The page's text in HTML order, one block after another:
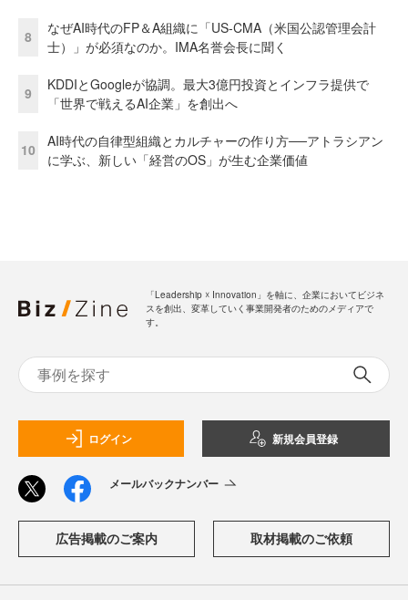
8
なぜAI時代のFP＆A組織に「US-CMA（米国公認管理会計
士）」が必須なのか。IMA名誉会長に聞く
9
KDDIとGoogleが協調。最大3億円投資とインフラ提供で
「世界で戦えるAI企業」を創出へ
10
AI時代の自律型組織とカルチャーの作り方──アトラシアン
に学ぶ、新しい「経営のOS」が生む企業価値
「Leadership ☓ Innovation」を軸に、企業においてビジネ
スを創出、変革していく事業開発者のためのメディアで
す。
ログイン 新規会員登録
メールバックナンバー
広告掲載のご案内 取材掲載のご依頼